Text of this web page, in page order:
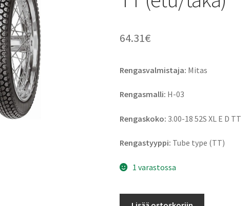
64.31€
Rengasvalmistaja: Mitas
Rengasmalli: H-03
Rengaskoko:3.00-18 52S XL E D TT
Rengastyyppi: Tube type (TT)
1 varastossa